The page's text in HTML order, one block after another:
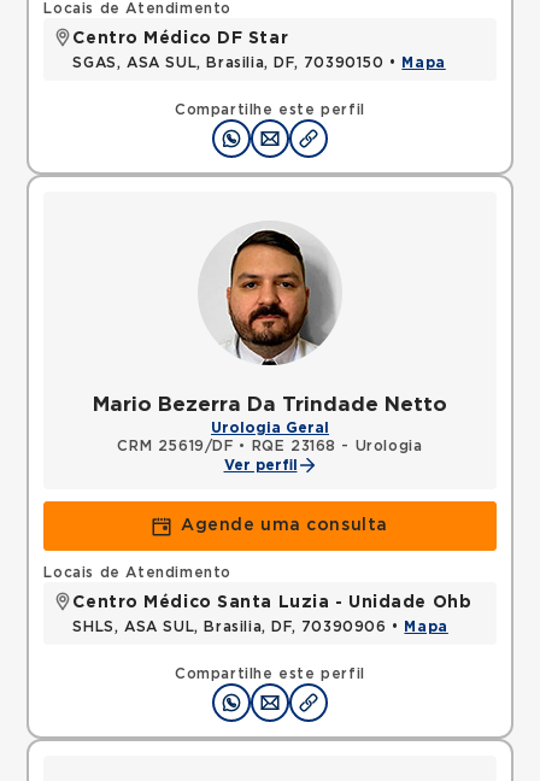
Compartilhe este perfil
Locais de Atendimento
Centro Médico DF Star
SGAS, ASA SUL, Brasilia, DF, 70390150 • Mapa
Mario Bezerra Da Trindade Netto
Urologia Geral
CRM 25619/DF •
RQE 23168 - Urologia
Ver perfil
Agende uma consulta
Compartilhe este perfil
Locais de Atendimento
Centro Médico Santa Luzia - Unidade Ohb
SHLS, ASA SUL, Brasilia, DF, 70390906 • Mapa